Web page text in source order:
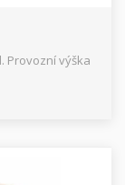
Provozní výška